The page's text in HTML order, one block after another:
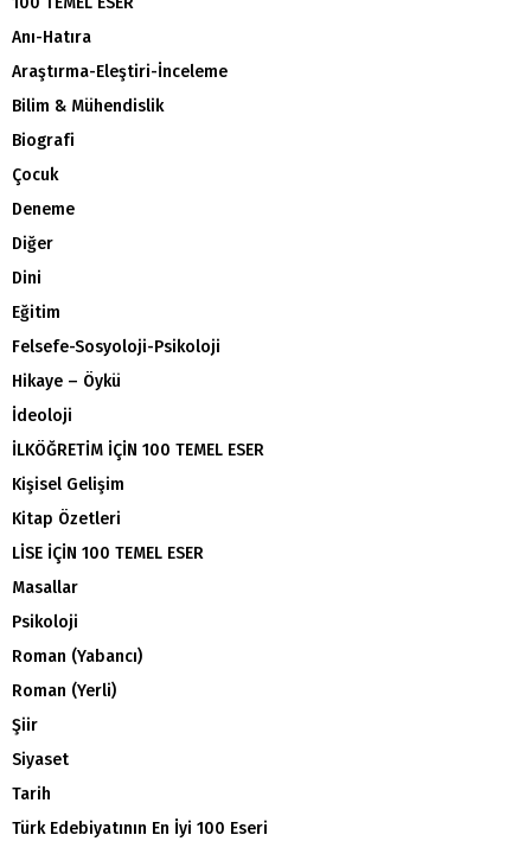
Anı-Hatıra
Araştırma-Eleştiri-İnceleme
Bilim & Mühendislik
Biografi
Çocuk
Deneme
Diğer
Dini
Eğitim
Felsefe-Sosyoloji-Psikoloji
Hikaye – Öykü
İdeoloji
İLKÖĞRETİM İÇİN 100 TEMEL ESER
Kişisel Gelişim
Kitap Özetleri
LİSE İÇİN 100 TEMEL ESER
Masallar
Psikoloji
Roman (Yabancı)
Roman (Yerli)
Şiir
Siyaset
Tarih
Türk Edebiyatının En İyi 100 Eseri